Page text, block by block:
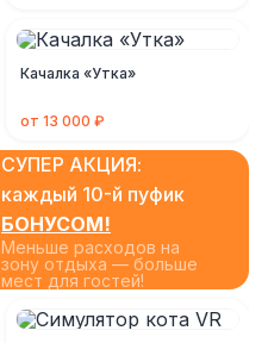
Качалка «Утка»
от 13 000 ₽
СУПЕР АКЦИЯ:
каждый 10-й пуфик
БОНУСОМ!
Меньше расходов на
зону отдыха — больше
мест для гостей!